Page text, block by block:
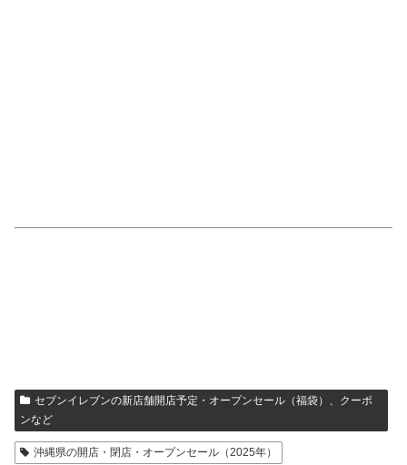
セブンイレブンの新店舗開店予定・オープンセール（福袋）、クーポ
ンなど
沖縄県の開店・閉店・オープンセール（2025年）